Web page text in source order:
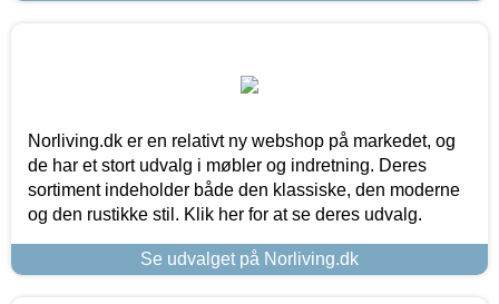
Norliving.dk er en relativt ny webshop på markedet, og
de har et stort udvalg i møbler og indretning. Deres
sortiment indeholder både den klassiske, den moderne
og den rustikke stil. Klik her for at se deres udvalg.
Se udvalget på Norliving.dk